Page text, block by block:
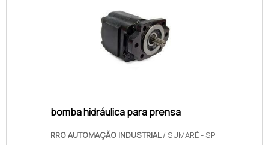
bomba hidráulica para prensa
RRG AUTOMAÇÃO INDUSTRIAL/ SUMARÉ - SP